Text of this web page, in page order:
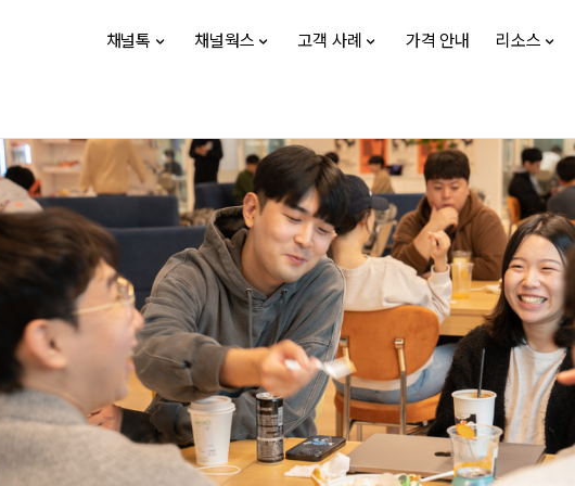
채널톡 채널웍스 고객 사례 가격 안내 리소스